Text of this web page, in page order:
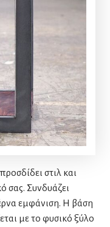
στιλ και
σας. Συνδυάζει
εμφάνιση. Η βάση
με το φυσικό ξύλο